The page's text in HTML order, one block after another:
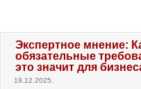
Экспертное мнение:
обязательные
это значит для
19.12.2025.